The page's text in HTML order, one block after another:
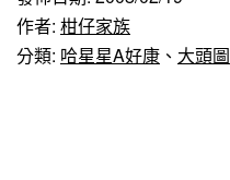
作者: 柑仔家族
分類: 哈星星A好康 、 大頭圖